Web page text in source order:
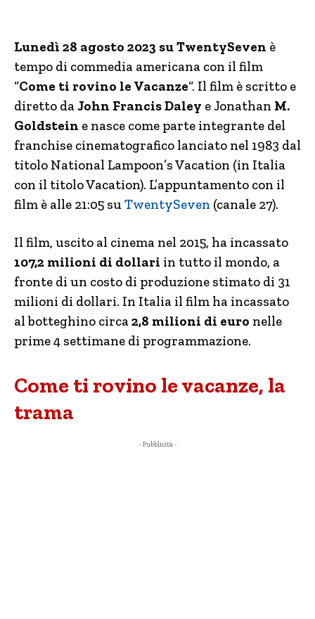
Lunedì 28 agosto 2023 su TwentySeven è
tempo di commedia americana con il film
“Come ti rovino le Vacanze“. Il film è scritto e
diretto daJohn Francis Daley e Jonathan M.
Goldstein e nasce come parte integrante del
franchise cinematografico lanciato nel 1983 dal
titolo National Lampoon’s Vacation (in Italia
con il titolo Vacation). L’appuntamento con il
film è alle 21:05 su TwentySeven (canale 27).
Il film, uscito al cinema nel 2015, ha incassato
107,2 milioni di dollari in tutto il mondo, a
fronte di un costo di produzione stimato di 31
milioni di dollari. In Italia il film ha incassato
al botteghino circa2,8 milioni di euro nelle
prime 4 settimane di programmazione.
Come ti rovino le vacanze, la
trama
- Pubblicità -